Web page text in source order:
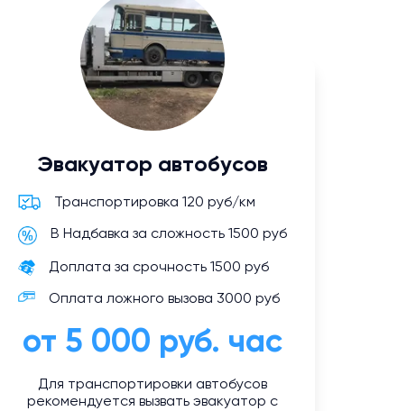
Эвакуатор автобусов
Транспортировка 120 руб/км
В Надбавка за сложность 1500 руб
Доплата за срочность 1500 руб
Оплата ложного вызова 3000 руб
от 5 000 руб. час
Для транспортировки автобусов
рекомендуется вызвать эвакуатор с